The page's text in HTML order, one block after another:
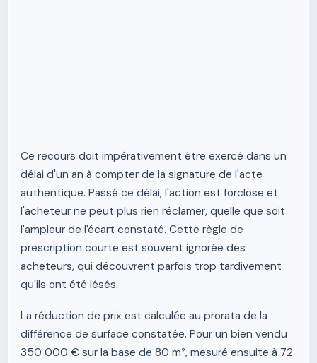
Ce recours doit impérativement être exercé dans un
délai d'un an à compter de la signature de l'acte
authentique. Passé ce délai, l'action est forclose et
l'acheteur ne peut plus rien réclamer, quelle que soit
l'ampleur de l'écart constaté. Cette règle de
prescription courte est souvent ignorée des
acheteurs, qui découvrent parfois trop tardivement
qu'ils ont été lésés.
La réduction de prix est calculée au prorata de la
différence de surface constatée. Pour un bien vendu
350 000 € sur la base de 80 m², mesuré ensuite à 72